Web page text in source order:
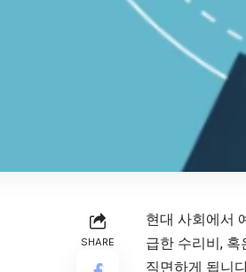
SHARE
현대 사회에서
급한 수리비,
직면하게 됩니